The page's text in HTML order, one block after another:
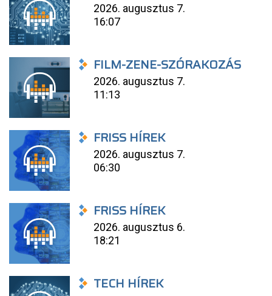
2026. augusztus 7.
16:07
FILM-ZENE-SZÓRAKOZÁS
2026. augusztus 7.
11:13
FRISS HÍREK
2026. augusztus 7.
06:30
FRISS HÍREK
2026. augusztus 6.
18:21
TECH HÍREK